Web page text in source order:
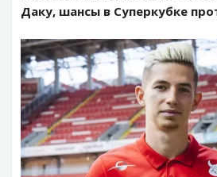
Даку, шансы в Суперкубке